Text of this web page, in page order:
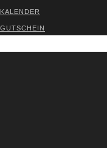
KALEN­DER
GUT­SCHEIN